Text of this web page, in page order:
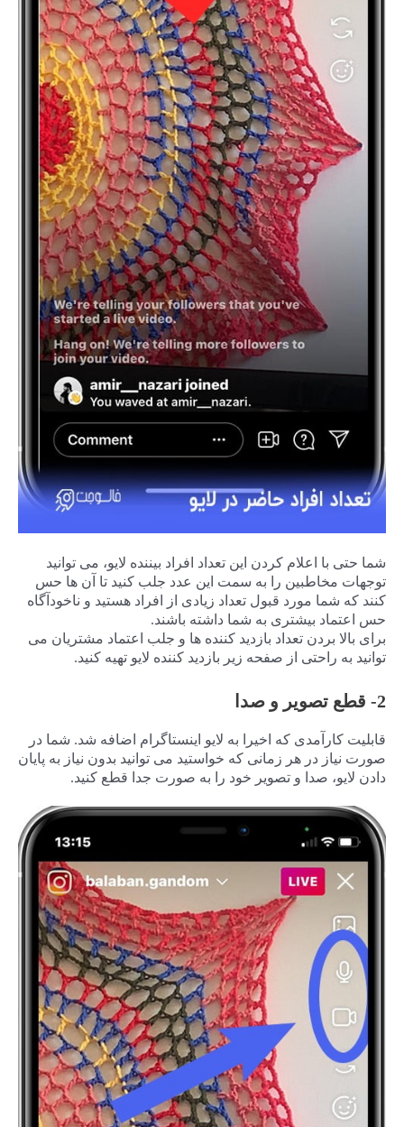
شما حتی با اعلام کردن این تعداد افراد بیننده لایو، می توانید
توجهات مخاطبین را به سمت این عدد جلب کنید تا آن ها حس
کنند که شما مورد قبول تعداد زیادی از افراد هستید و ناخودآگاه
حس اعتماد بیشتری به شما داشته باشند.
برای بالا بردن تعداد بازدید کننده ها و جلب اعتماد مشتریان می
توانید به راحتی از صفحه زیر بازدید کننده لایو تهیه کنید.
2- قطع تصویر و صدا
قابلیت کارآمدی که اخیرا به لایو اینستاگرام اضافه شد. شما در
صورت نیاز در هر زمانی که خواستید می توانید بدون نیاز به پایان
دادن لایو، صدا و تصویر خود را به صورت جدا قطع کنید.